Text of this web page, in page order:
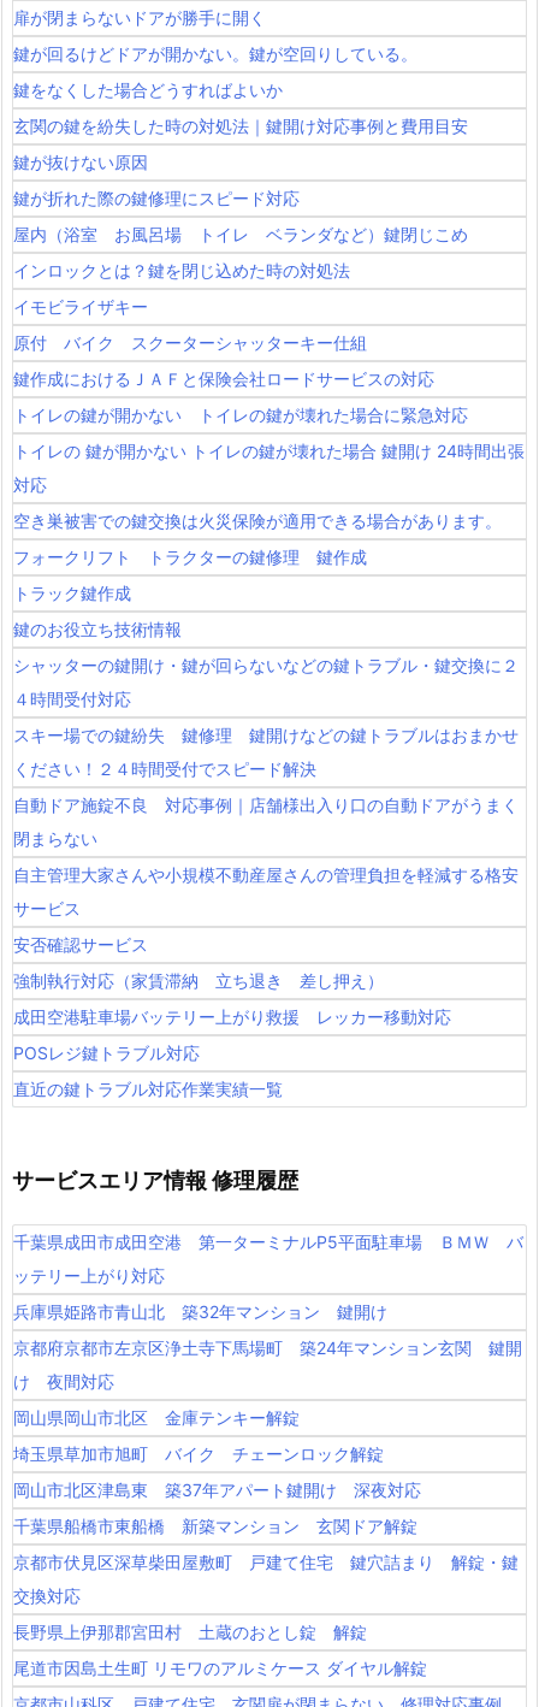
扉が閉まらないドアが勝手に開く
鍵が回るけどドアが開かない。鍵が空回りしている。
鍵をなくした場合どうすればよいか
玄関の鍵を紛失した時の対処法｜鍵開け対応事例と費用目安
鍵が抜けない原因
鍵が折れた際の鍵修理にスピード対応
屋内（浴室 お風呂場 トイレ ベランダなど）鍵閉じこめ
インロックとは？鍵を閉じ込めた時の対処法
イモビライザキー
原付 バイク スクーターシャッターキー仕組
鍵作成におけるＪＡＦと保険会社ロードサービスの対応
トイレの鍵が開かない トイレの鍵が壊れた場合に緊急対応
トイレの 鍵が開かない トイレの鍵が壊れた場合 鍵開け 24時間出張
対応
空き巣被害での鍵交換は火災保険が適用できる場合があります。
フォークリフト トラクターの鍵修理 鍵作成
トラック鍵作成
鍵のお役立ち技術情報
シャッターの鍵開け・鍵が回らないなどの鍵トラブル・鍵交換に２
４時間受付対応
スキー場での鍵紛失 鍵修理 鍵開けなどの鍵トラブルはおまかせ
ください！２４時間受付でスピード解決
自動ドア施錠不良 対応事例｜店舗様出入り口の自動ドアがうまく
閉まらない
自主管理大家さんや小規模不動産屋さんの管理負担を軽減する格安
サービス
安否確認サービス
強制執行対応（家賃滞納 立ち退き 差し押え）
成田空港駐車場バッテリー上がり救援 レッカー移動対応
POSレジ鍵トラブル対応
直近の鍵トラブル対応作業実績一覧
サービスエリア情報 修理履歴
千葉県成田市成田空港 第一ターミナルP5平面駐車場 ＢＭＷ バ
ッテリー上がり対応
兵庫県姫路市青山北 築32年マンション 鍵開け
京都府京都市左京区浄土寺下馬場町 築24年マンション玄関 鍵開
け 夜間対応
岡山県岡山市北区 金庫テンキー解錠
埼玉県草加市旭町 バイク チェーンロック解錠
岡山市北区津島東 築37年アパート鍵開け 深夜対応
千葉県船橋市東船橋 新築マンション 玄関ドア解錠
京都市伏見区深草柴田屋敷町 戸建て住宅 鍵穴詰まり 解錠・鍵
交換対応
長野県上伊那郡宮田村 土蔵のおとし錠 解錠
尾道市因島土生町 リモワのアルミケース ダイヤル解錠